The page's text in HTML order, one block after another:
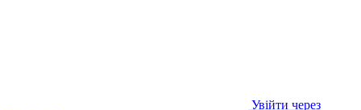
Увійти через